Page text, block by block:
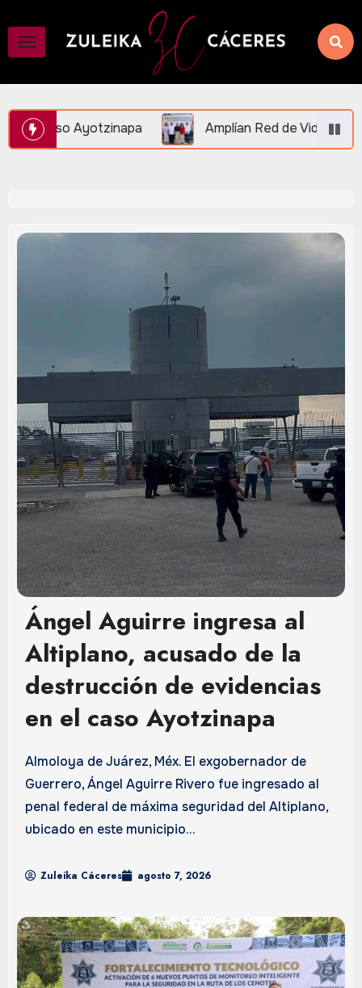
Amplían Red de Videovigilancia en Central Vallarta y la
Ángel Aguirre ingresa al
Altiplano, acusado de la
destrucción de evidencias
en el caso Ayotzinapa
Almoloya de Juárez, Méx. El exgobernador de
Guerrero, Ángel Aguirre Rivero fue ingresado al
penal federal de máxima seguridad del Altiplano,
ubicado en este municipio...
Zuleika Cáceres agosto 7, 2026